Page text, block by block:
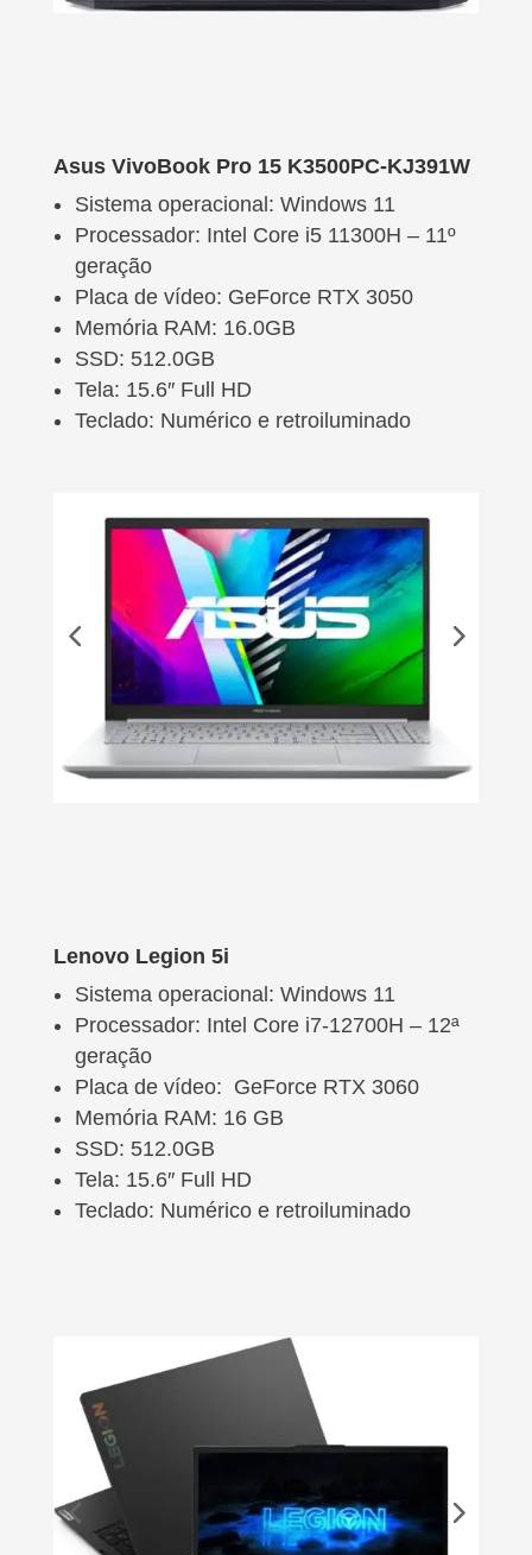
Asus VivoBook Pro 15 K3500PC-KJ391W
Sistema operacional: Windows 11
Processador: Intel Core i5 11300H – 11º
geração
Placa de vídeo: GeForce RTX 3050
Memória RAM: 16.0GB
SSD: 512.0GB
Tela: 15.6″ Full HD
Teclado: Numérico e retroiluminado
Lenovo Legion 5i
Sistema operacional: Windows 11
Processador: Intel Core i7-12700H – 12ª
geração
Placa de vídeo: GeForce RTX 3060
Memória RAM: 16 GB
SSD: 512.0GB
Tela: 15.6″ Full HD
Teclado: Numérico e retroiluminado